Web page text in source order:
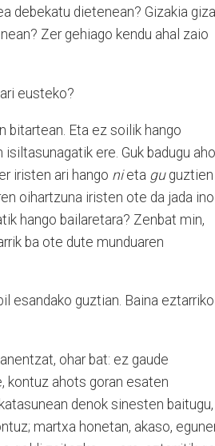
debekatu dietenean? Gizakia
Zer gehiago kendu ahal zaio
eusteko?
bitartean. Eta ez soilik hango
ere. Guk badugu
iristen ari hango nieta guguztien
oihartzuna iristen ote da jada
hango bailaretara? Zenbat min,
ba ote dute munduaren
esandako guztian. Baina eztarriko
ohar bat: ez gaude
kontuz ahots goran esaten
denok sinesten baitugu,
martxa honetan, akaso,